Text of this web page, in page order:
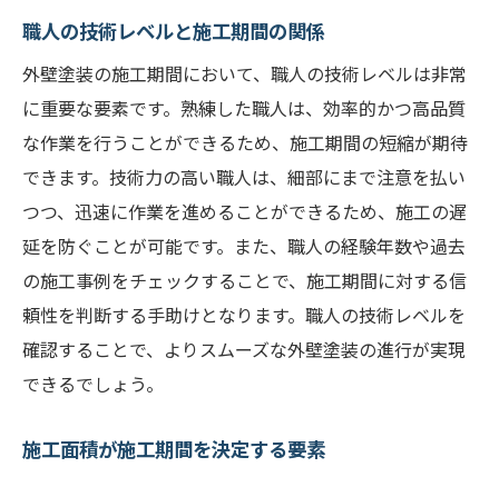
複数人チームでの作業効率化
機材と工具の最適化による時間短縮
施工期間短縮のための事前準備の徹底
外壁塗装中の近隣住民への配慮と情報提供の重
要性
施工前に近隣住民へ情報提供する方法
施工中の騒音や臭気への配慮
トラブル回避のためのコミュニケーション
近隣住民との良好な関係を築くために
工事終了後のフィードバックの取り方
効率的な外壁塗装計画で美観と耐久性を守る
職人の技術レベルと施工期間の関係
外壁塗装の施工期間において、職人の技術レベルは非常
に重要な要素です。熟練した職人は、効率的かつ高品質
な作業を行うことができるため、施工期間の短縮が期待
できます。技術力の高い職人は、細部にまで注意を払い
つつ、迅速に作業を進めることができるため、施工の遅
延を防ぐことが可能です。また、職人の経験年数や過去
の施工事例をチェックすることで、施工期間に対する信
頼性を判断する手助けとなります。職人の技術レベルを
確認することで、よりスムーズな外壁塗装の進行が実現
できるでしょう。
施工面積が施工期間を決定する要素